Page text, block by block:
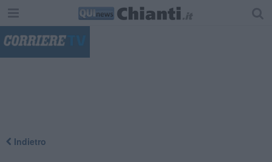
Indietro